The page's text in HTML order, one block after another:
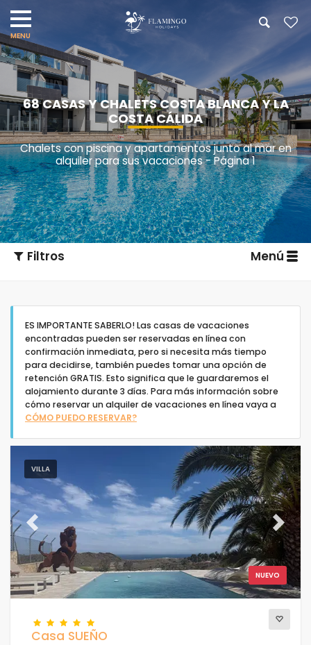
68 CASAS Y CHALETS COSTA BLANCA Y LA
COSTA CÁLIDA
Chalets con piscina y apartamentos junto al mar en
alquiler para sus vacaciones - Página 1
Filtros Menú
Tipo de alojamiento
Personas
Dormitorios
Cuartos de baño
Su selección(68)
ES IMPORTANTE SABERLO! Las casas de vacaciones
encontradas pueden ser reservadas en línea con
confirmación inmediata, pero si necesita más tiempo
para decidirse, también puedes tomar una opción de
retención GRATIS. Esto significa que le guardaremos el
alojamiento durante 3 días. Para más información sobre
cómo reservar un alquiler de vacaciones en línea vaya a
CÓMO PUEDO RESERVAR?
VILLA
NUEVO
Previous Next
Casa SUEÑO